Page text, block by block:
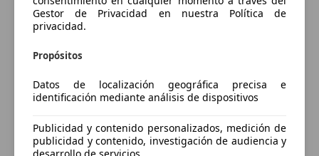
¿Desea ser informado
nuevos para su búsqueda?
Guardar búsqueda
Gestor de Privacidad en nuestra Política de
privacidad.
Propósitos
Datos de localización geográfica precisa e
identificación mediante análisis de dispositivos
Publicidad y contenido personalizados, medición de
publicidad y contenido, investigación de audiencia y